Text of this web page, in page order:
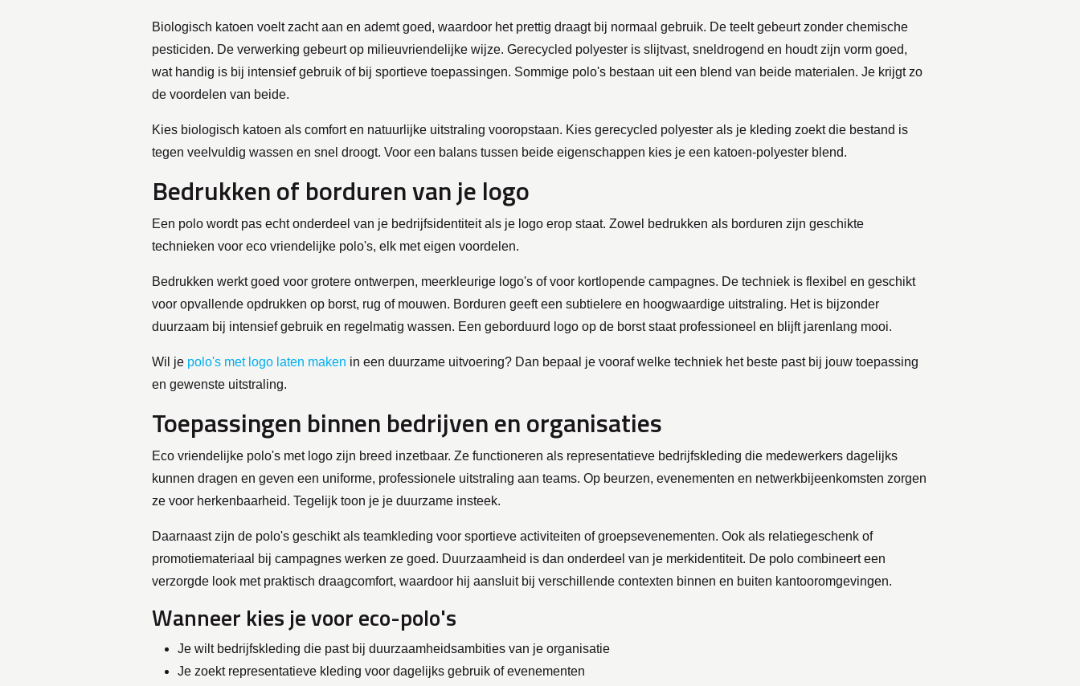
Biologisch katoen voelt zacht aan en ademt goed, waardoor het prettig draagt bij normaal gebruik. De teelt gebeurt zonder chemische
pesticiden. De verwerking gebeurt op milieuvriendelijke wijze. Gerecycled polyester is slijtvast, sneldrogend en houdt zijn vorm goed,
wat handig is bij intensief gebruik of bij sportieve toepassingen. Sommige polo's bestaan uit een blend van beide materialen. Je krijgt zo
de voordelen van beide.
Kies biologisch katoen als comfort en natuurlijke uitstraling vooropstaan. Kies gerecycled polyester als je kleding zoekt die bestand is
tegen veelvuldig wassen en snel droogt. Voor een balans tussen beide eigenschappen kies je een katoen-polyester blend.
Bedrukken of borduren van je logo
Een polo wordt pas echt onderdeel van je bedrijfsidentiteit als je logo erop staat. Zowel bedrukken als borduren zijn geschikte
technieken voor eco vriendelijke polo's, elk met eigen voordelen.
Bedrukken werkt goed voor grotere ontwerpen, meerkleurige logo's of voor kortlopende campagnes. De techniek is flexibel en geschikt
voor opvallende opdrukken op borst, rug of mouwen. Borduren geeft een subtielere en hoogwaardige uitstraling. Het is bijzonder
duurzaam bij intensief gebruik en regelmatig wassen. Een geborduurd logo op de borst staat professioneel en blijft jarenlang mooi.
Wil je polo's met logo laten maken in een duurzame uitvoering? Dan bepaal je vooraf welke techniek het beste past bij jouw toepassing
en gewenste uitstraling.
Toepassingen binnen bedrijven en organisaties
Eco vriendelijke polo's met logo zijn breed inzetbaar. Ze functioneren als representatieve bedrijfskleding die medewerkers dagelijks
kunnen dragen en geven een uniforme, professionele uitstraling aan teams. Op beurzen, evenementen en netwerkbijeenkomsten zorgen
ze voor herkenbaarheid. Tegelijk toon je je duurzame insteek.
Daarnaast zijn de polo's geschikt als teamkleding voor sportieve activiteiten of groepsevenementen. Ook als relatiegeschenk of
promotiemateriaal bij campagnes werken ze goed. Duurzaamheid is dan onderdeel van je merkidentiteit. De polo combineert een
verzorgde look met praktisch draagcomfort, waardoor hij aansluit bij verschillende contexten binnen en buiten kantooromgevingen.
Wanneer kies je voor eco-polo's
Je wilt bedrijfskleding die past bij duurzaamheidsambities van je organisatie
Je zoekt representatieve kleding voor dagelijks gebruik of evenementen